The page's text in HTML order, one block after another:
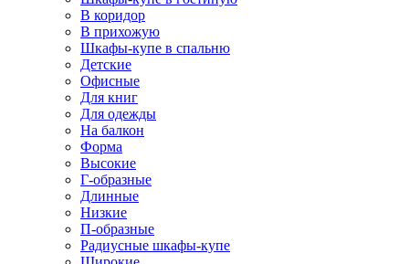
В коридор
В прихожую
Шкафы-купе в спальню
Детские
Офисные
Для книг
Для одежды
На балкон
Форма
Высокие
Г-образные
Длинные
Низкие
П-образные
Радиусные шкафы-купе